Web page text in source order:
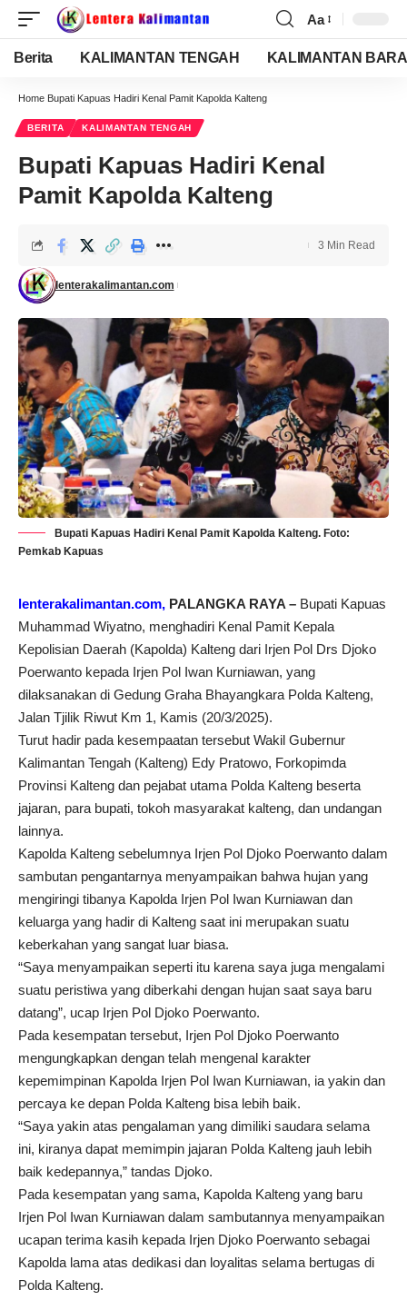
Aa
Berita KALIMANTAN TENGAH KALIMANTAN
Home Bupati Kapuas Hadiri Kenal Pamit Kapolda Kalteng
BERITA KALIMANTAN TENGAH
Bupati Kapuas Hadiri Kenal
Pamit Kapolda Kalteng
lenterakalimantan.com
3 Min Read
Bupati Kapuas Hadiri Kenal Pamit Kapolda Kalteng. Foto:
Pemkab Kapuas
lenterakalimantan.com, PALANGKA RAYA – Bupati Kapuas
Muhammad Wiyatno, menghadiri Kenal Pamit Kepala
Kepolisian Daerah (Kapolda) Kalteng dari Irjen Pol Drs Djoko
Poerwanto kepada Irjen Pol Iwan Kurniawan, yang
dilaksanakan di Gedung Graha Bhayangkara Polda Kalteng,
Jalan Tjilik Riwut Km 1, Kamis (20/3/2025).
Turut hadir pada kesempaatan tersebut Wakil Gubernur
Kalimantan Tengah (Kalteng) Edy Pratowo, Forkopimda
Provinsi Kalteng dan pejabat utama Polda Kalteng beserta
jajaran, para bupati, tokoh masyarakat kalteng, dan undangan
lainnya.
Kapolda Kalteng sebelumnya Irjen Pol Djoko Poerwanto dalam
sambutan pengantarnya menyampaikan bahwa hujan yang
mengiringi tibanya Kapolda Irjen Pol Iwan Kurniawan dan
keluarga yang hadir di Kalteng saat ini merupakan suatu
keberkahan yang sangat luar biasa.
“Saya menyampaikan seperti itu karena saya juga mengalami
suatu peristiwa yang diberkahi dengan hujan saat saya baru
datang”, ucap Irjen Pol Djoko Poerwanto.
Pada kesempatan tersebut, Irjen Pol Djoko Poerwanto
mengungkapkan dengan telah mengenal karakter
kepemimpinan Kapolda Irjen Pol Iwan Kurniawan, ia yakin dan
percaya ke depan Polda Kalteng bisa lebih baik.
“Saya yakin atas pengalaman yang dimiliki saudara selama
ini, kiranya dapat memimpin jajaran Polda Kalteng jauh lebih
baik kedepannya,” tandas Djoko.
Pada kesempatan yang sama, Kapolda Kalteng yang baru
Irjen Pol Iwan Kurniawan dalam sambutannya menyampaikan
ucapan terima kasih kepada Irjen Djoko Poerwanto sebagai
Kapolda lama atas dedikasi dan loyalitas selama bertugas di
Polda Kalteng.